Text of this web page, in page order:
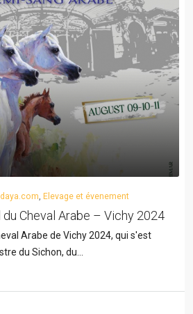
, Elevage et évenement
Cheval Arabe – Vichy 2024
Arabe de Vichy 2024, qui s'est
du Sichon, du...